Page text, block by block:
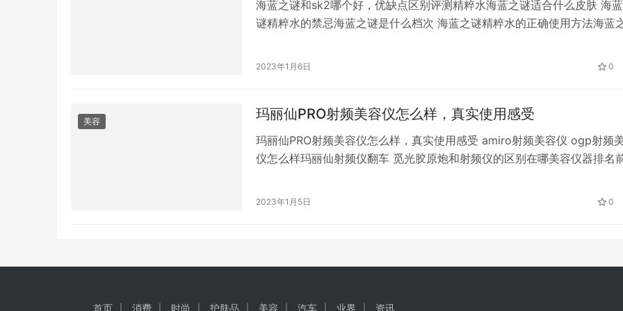
海蓝之谜和sk2哪个好，优缺点区别评测精粹水海蓝之谜适合什么皮肤 海
谜精粹水的禁忌海蓝之谜是什么档次 海蓝之谜精粹水的正确使用方法海蓝
之谜面霜适合干皮吗赫莲娜绿宝瓶精华成分 老版海蓝之谜精粹水 海蓝之谜
2023年1月6日 0
美容 玛丽仙PRO射频美容仪怎么样，真实使用感受
玛丽仙PRO射频美容仪怎么样，真实使用感受 amiro射频美容仪 ogp射频
仪怎么样玛丽仙射频仪翻车 觅光胶原炮和射频仪的区别在哪美容仪器排名
用射频美容仪的危害 射频美容仪用完爆痘 玛丽仙射频美容仪是哪里生产的
2023年1月5日 0
首页 消费 时尚 护肤品 美容 汽车 业界 资讯